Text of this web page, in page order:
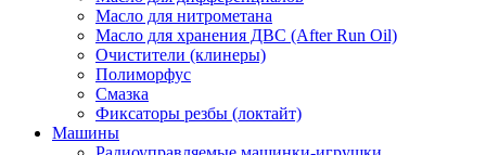
Масло для нитрометана
Масло для хранения ДВС (After Run Oil)
Очистители (клинеры)
Полиморфус
Смазка
Фиксаторы резбы (локтайт)
Машины